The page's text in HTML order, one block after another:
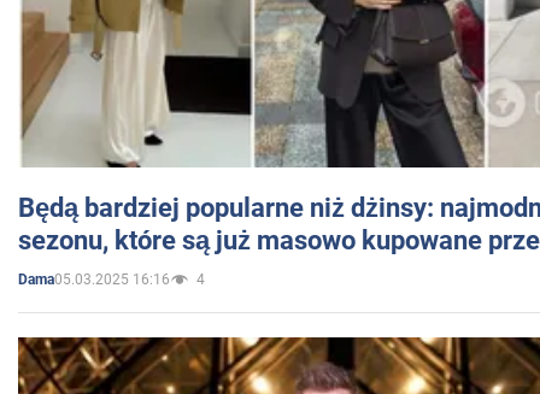
Będą bardziej popularne niż dżinsy:
sezonu, które są już masowo kupowane
Dama05.03.2025 16:16 4